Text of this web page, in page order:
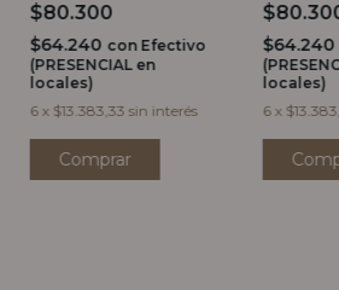
$80.300
$64.240 con Efectivo
(PRESENCIAL en
locales)
6 x $13.383,33 sin interés
Comprar
$64.240
locales)
6 x